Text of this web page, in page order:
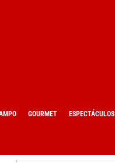
GOURMET ESPECTÁCULOS